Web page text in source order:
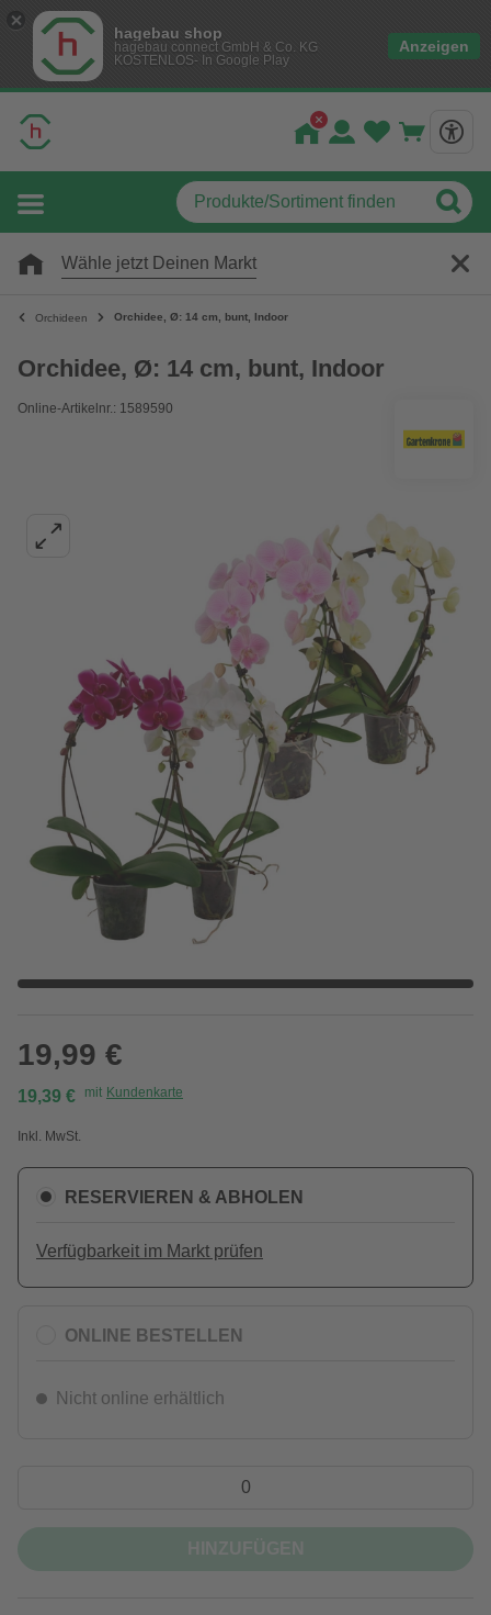
hagebau shop
hagebau connect GmbH & Co. KG
KOSTENLOS- In Google Play
Anzeigen
Wähle jetzt Deinen Markt
Orchideen Orchidee, Ø: 14 cm, bunt, Indoor
Orchidee, Ø: 14 cm, bunt, Indoor
Online-Artikelnr.: 1589590
19,99 €
19,39 € mit Kundenkarte
Inkl. MwSt.
RESERVIEREN & ABHOLEN
Verfügbarkeit im Markt prüfen
ONLINE BESTELLEN
Nicht online erhältlich